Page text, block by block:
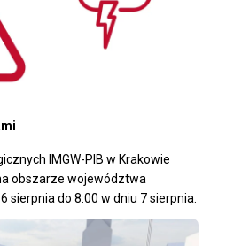
IMGW-PIB w Krakowie
obszarze województwa
sierpnia do 8:00 w dniu 7 sierpnia.